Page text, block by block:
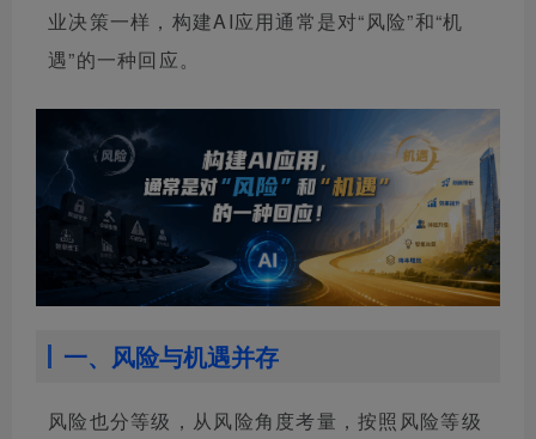
业决策一样，构建AI应用通常是对“风险”和“机
遇”的一种回应。
一、风险与机遇并存
风险也分等级，从风险角度考量，按照风险等级